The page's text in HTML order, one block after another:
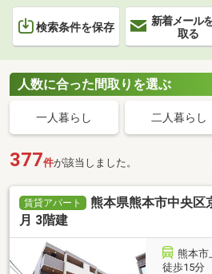
検索条件を保存
新着メール
取る
人数に合った間取りを選ぶ
一人暮らし 二人暮らし
377件が該当しました。
賃貸アパート
熊本県熊本市中央区
月 3階建
熊本市
徒歩15分